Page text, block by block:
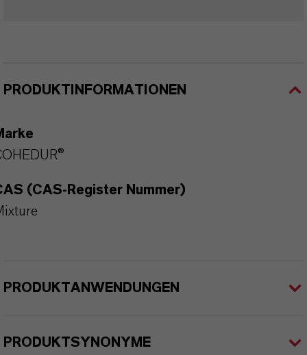
PRODUKTINFORMATIONEN
(CAS-Register Nummer)
PRODUKTANWENDUNGEN
PRODUKTSYNONYME